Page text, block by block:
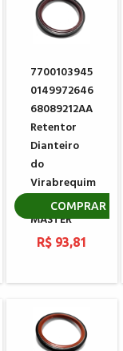
7700103945
0149972646
68089212AA
Retentor
Dianteiro
do
Virabrequim
RENAULT
MASTER
R$ 93,81
COMPRAR